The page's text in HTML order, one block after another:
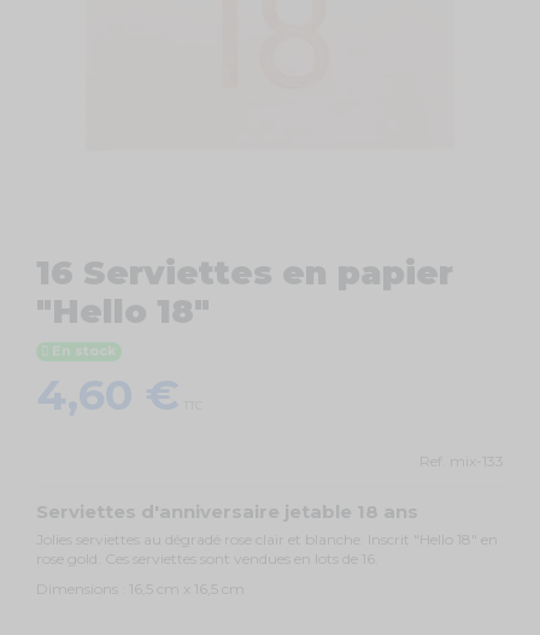
16 Serviettes en papier
"Hello 18"
En stock
4,60 €
Ref. mix-133
Serviettes d'anniversaire jetable 18 ans
Jolies serviettes au dégradé rose clair et blanche. Inscrit "Hello 18" en
rose gold. Ces serviettes sont vendues en lots de 16.
Dimensions : 16,5 cm x 16,5 cm